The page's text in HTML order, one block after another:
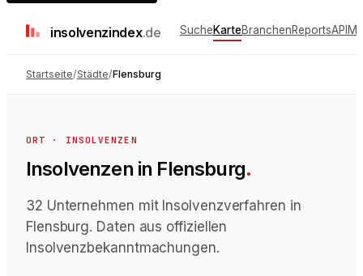
insolvenzindex.de SucheKarteBranchenReportsAPI
Startseite/Städte/Flensburg
ORT · INSOLVENZEN
Insolvenzenin Flensburg.
32 Unternehmen mit Insolvenzverfahren in
Flensburg. Daten aus offiziellen
Insolvenzbekanntmachungen.